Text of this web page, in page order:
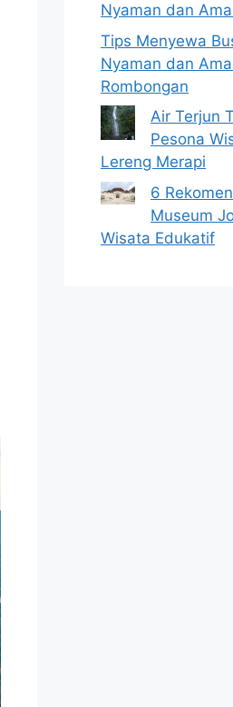
Nyaman dan
Tips Menyewa
Nyaman dan
Rombongan
Air Terjun
Pesona
Lereng Merapi
6
Museum
Wisata Edukatif